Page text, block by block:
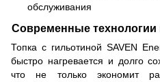
обслуживания
Современные
Топка с гильотиной SAVEN
быстро нагревается и долго
что не только экономит